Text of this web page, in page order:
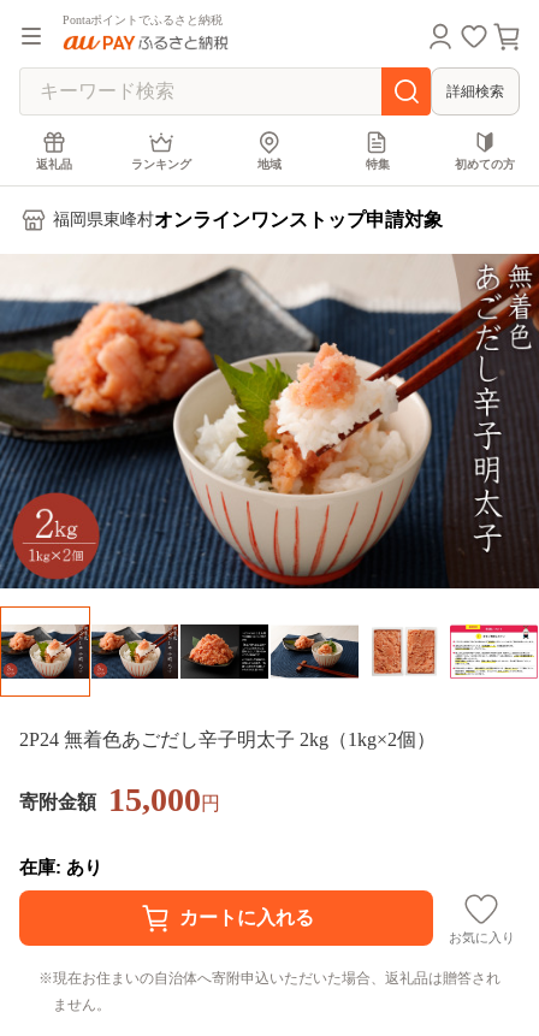
Pontaポイントでふるさと納税
詳細検索
返礼品 ランキング 地域 特集 初めての方
福岡県東峰村オンラインワンストップ申請対象
2P24 無着色あごだし辛子明太子 2kg（1kg×2個）
寄附金額 15,000円
在庫: あり
お気に入り
現在お住まいの自治体へ寄附申込いただいた場合、返礼品は贈答され
ません。